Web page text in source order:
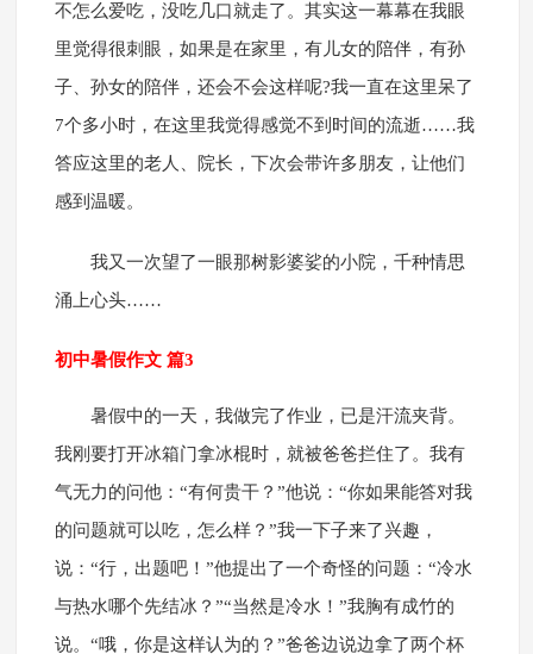
不怎么爱吃，没吃几口就走了。其实这一幕幕在我眼
里觉得很刺眼，如果是在家里，有儿女的陪伴，有孙
子、孙女的陪伴，还会不会这样呢?我一直在这里呆了
7个多小时，在这里我觉得感觉不到时间的流逝……我
答应这里的老人、院长，下次会带许多朋友，让他们
感到温暖。
我又一次望了一眼那树影婆娑的小院，千种情思
涌上心头……
初中暑假作文 篇3
暑假中的一天，我做完了作业，已是汗流夹背。
我刚要打开冰箱门拿冰棍时，就被爸爸拦住了。我有
气无力的问他：“有何贵干？”他说：“你如果能答对我
的问题就可以吃，怎么样？”我一下子来了兴趣，
说：“行，出题吧！”他提出了一个奇怪的问题：“冷水
与热水哪个先结冰？”“当然是冷水！”我胸有成竹的
说。“哦，你是这样认为的？”爸爸边说边拿了两个杯